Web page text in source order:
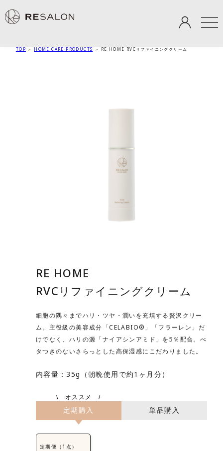
TOP ＞ HOME CARE PRODUCTS ＞ RE HOME RVCリファイニングクリーム
RE HOME
RVCリファイニングクリーム
細胞の隅々までハリ・ツヤ・潤いを充填する贅沢クリー
ム。主役級の美容成分「CELABIO®」「フラーレン」だ
けでなく、ハリの源「ナイアシンアミド」を5％配合。べ
タつきのないさらっとした高保湿感にこだわりました。
内容量：35g（朝晩使用で約1ヶ月分）
定期購入 単品購入
定期便（1点）